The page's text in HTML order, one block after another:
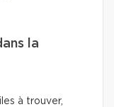
la
à trouver,